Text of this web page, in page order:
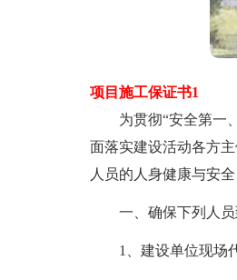
项目施工保证书1
为贯彻“安全第一、
面落实建设活动各方
人员的人身健康与安
一、确保下列人员
1、建设单位现场代